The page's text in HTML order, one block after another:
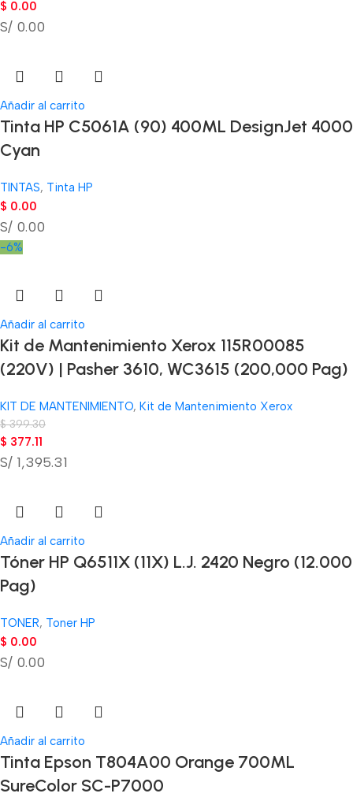
$ 0.00
S/ 0.00
Añadir al carrito
Tinta HP C5061A (90) 400ML DesignJet 4000
Cyan
TINTAS, Tinta HP
$ 0.00
S/ 0.00
-6%
Añadir al carrito
Kit de Mantenimiento Xerox 115R00085
(220V) | Pasher 3610, WC3615 (200,000 Pag)
KIT DE MANTENIMIENTO, Kit de Mantenimiento Xerox
$399.30
$ 377.11
S/ 1,395.31
Añadir al carrito
Tóner HP Q6511X (11X) L.J. 2420 Negro (12.000
Pag)
TONER, Toner HP
$ 0.00
S/ 0.00
Añadir al carrito
Tinta Epson T804A00 Orange 700ML
SureColor SC-P7000